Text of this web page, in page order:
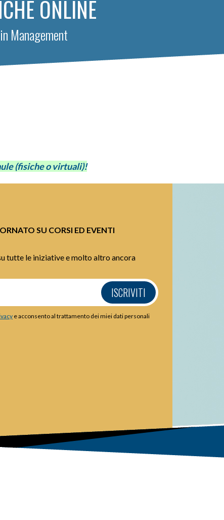
ONLINE
Management
(fisiche o virtuali)!
SU CORSI ED EVENTI
tutte le iniziative e molto altro ancora
ISCRIVITI
e acconsento al trattamento dei miei dati personali